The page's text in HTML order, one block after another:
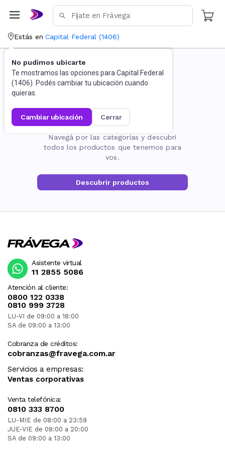
Estás en Capital Federal (1406)
No pudimos ubicarte
Te mostramos las opciones para Capital Federal
(1406). Podés cambiar tu ubicación cuando
quieras.
cambiar ubicación cerrar
La página no existe
Navegá por las categorías y descubrí
todos los productos que tenemos para
vos.
Descubrir productos
Atención al cliente:
0800 122 0338
0810 999 3728
LU-VI de 09:00 a 18:00
SA de 09:00 a 13:00
Cobranza de créditos:
cobranzas@fravega.com.ar
Servicios a empresas:
Ventas corporativas
Venta telefónica:
0810 333 8700
LU-MIE de 08:00 a 23:59
JUE-VIE de 08:00 a 20:00
SA de 09:00 a 13:00
Asistente virtual
11 2855 5086